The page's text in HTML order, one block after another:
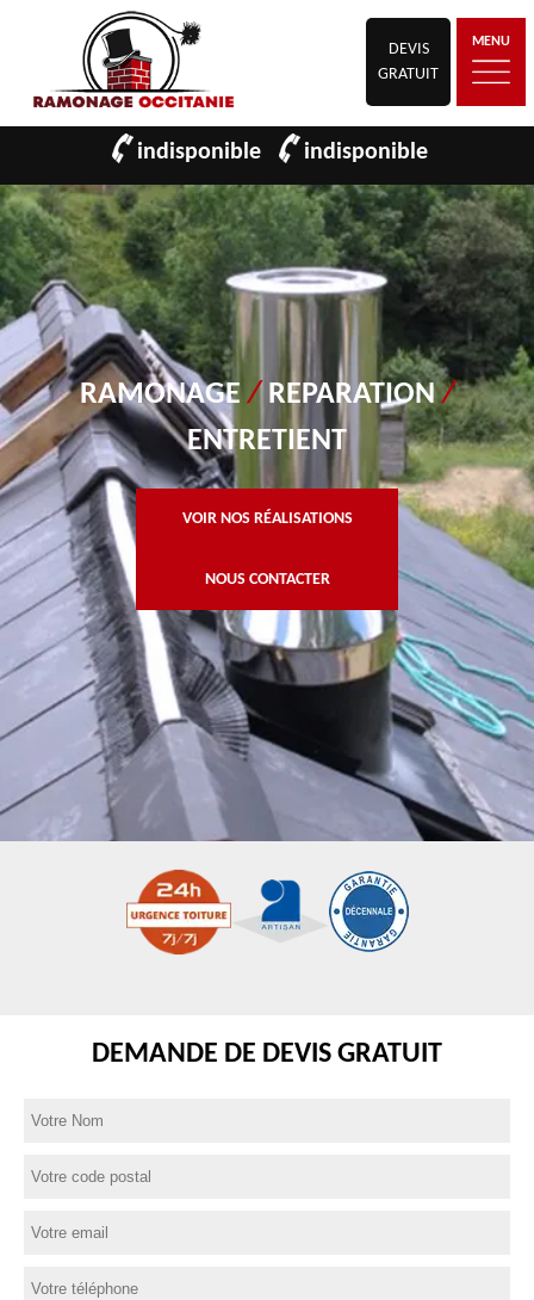
DEVIS
GRATUIT
MENU
indisponible indisponible
RAMONAGE/ REPARATION/
ENTRETIENT
VOIR NOS RÉALISATIONS
NOUS CONTACTER
DEMANDE DE DEVIS GRATUIT